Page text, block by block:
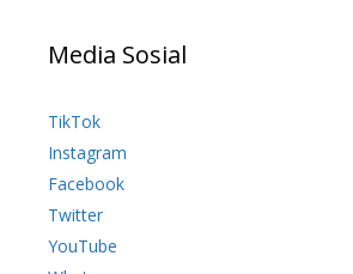
Media Sosial
TikTok
Instagram
Facebook
Twitter
YouTube